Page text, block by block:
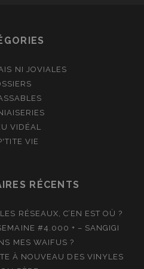
NI JOVIALES
VIDÉAL
VIE
RÉCENTS
LES RÉSEAUX, C’EN EST OÙ ?
#4.000 + – SANGIGI
MES WAIFUS ?
À NOUVEAU DES VINYLES